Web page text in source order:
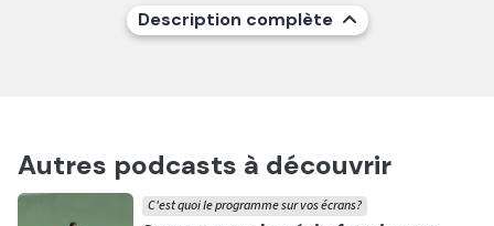
Description complète
Autres podcasts à découvrir
C'est quoi le programme sur vos écrans?